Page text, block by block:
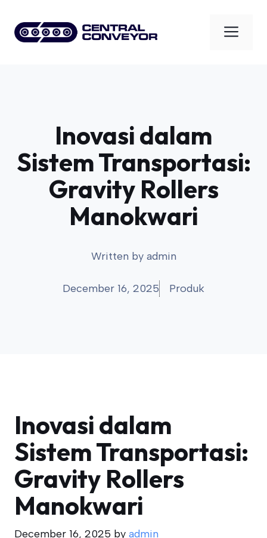
content
Inovasi dalam
Sistem Transportasi:
Gravity Rollers
Manokwari
Written by admin
December 16, 2025 Produk
Inovasi dalam
Sistem Transportasi:
Gravity Rollers
Manokwari
December 16, 2025 by admin